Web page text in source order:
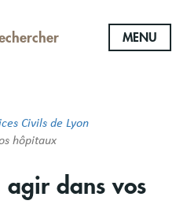
MENU
Civils de Lyon
hôpitaux
agir dans vos